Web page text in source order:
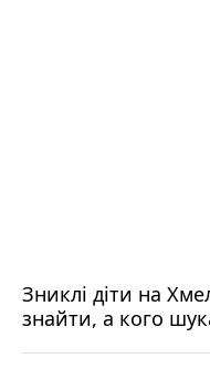
Зниклі діти на
знайти, а кого